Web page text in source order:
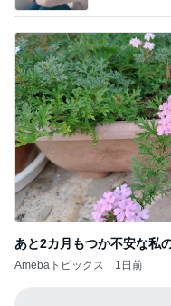
あと2カ月もつか不安な私
Amebaトピックス 1日前